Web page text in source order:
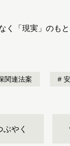
く「現実」のも
関連法案
ぶやく